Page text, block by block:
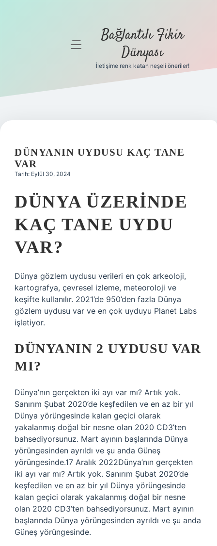
Gizlilik
Hakkımızda
menüyü
Bağlantılı Fikir
Dünyası
İletişime renk katan neşeli öneriler!
DÜNYANIN UYDUSU KAÇ TANE
VAR
Tarih: Eylül 30, 2024
DÜNYA ÜZERINDE
KAÇ TANE UYDU
VAR?
Dünya gözlem uydusu verileri en çok arkeoloji,
kartografya, çevresel izleme, meteoroloji ve
keşifte kullanılır. 2021’de 950’den fazla Dünya
gözlem uydusu var ve en çok uyduyu Planet Labs
işletiyor.
DÜNYANIN 2 UYDUSU VAR
MI?
Dünya’nın gerçekten iki ayı var mı? Artık yok.
Sanırım Şubat 2020’de keşfedilen ve en az bir yıl
Dünya yörüngesinde kalan geçici olarak
yakalanmış doğal bir nesne olan 2020 CD3’ten
bahsediyorsunuz. Mart ayının başlarında Dünya
yörüngesinden ayrıldı ve şu anda Güneş
yörüngesinde.17 Aralık 2022Dünya’nın gerçekten
iki ayı var mı? Artık yok. Sanırım Şubat 2020’de
keşfedilen ve en az bir yıl Dünya yörüngesinde
kalan geçici olarak yakalanmış doğal bir nesne
olan 2020 CD3’ten bahsediyorsunuz. Mart ayının
başlarında Dünya yörüngesinden ayrıldı ve şu anda
Güneş yörüngesinde.